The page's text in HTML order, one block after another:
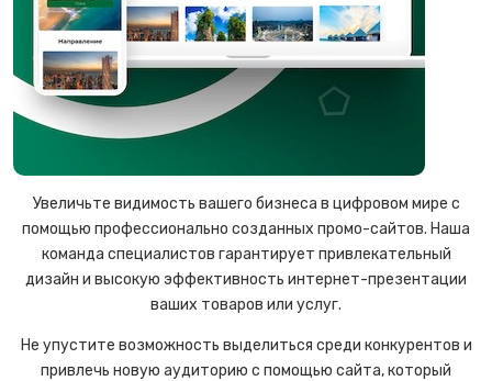
Увеличьте видимость вашего бизнеса в цифровом мире с
помощью профессионально созданных промо-сайтов. Наша
команда специалистов гарантирует привлекательный
дизайн и высокую эффективность интернет-презентации
ваших товаров или услуг.
Не упустите возможность выделиться среди конкурентов и
привлечь новую аудиторию с помощью сайта, который